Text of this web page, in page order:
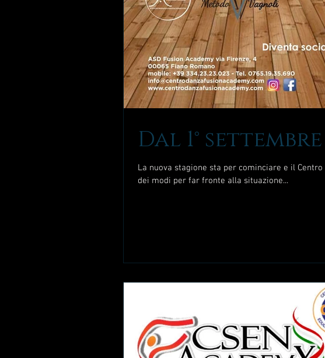
Dal 1°
La nuova stagione sta per cominciare e il
dei modi per far fronte alla situazione...